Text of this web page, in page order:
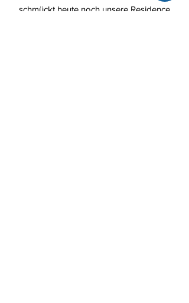
schmückt heute noch unsere Residence.